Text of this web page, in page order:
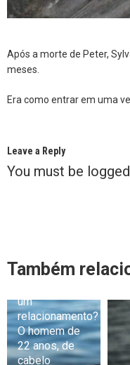
Após a morte de Peter,
meses.
Era como entrar em uma
Leave a Reply
You must be
Também
Exclusivo:
um
relacionamento?
O homem de
22 anos, de
cabelo